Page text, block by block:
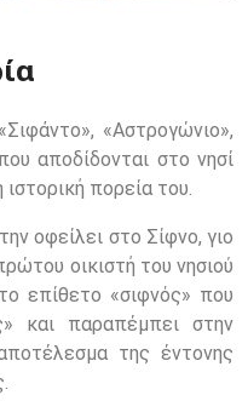
«Αστρογώνιο»,
αποδίδονται στο νησί
πορεία του.
οφείλει στο Σίφνο, γιο
οικιστή του νησιού
επίθετο «σιφνός» που
και παραπέμπει στην
της έντονης